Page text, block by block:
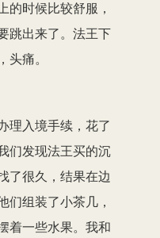
的时候比较舒服，
跳出来了。法王下
痛。
理入境手续，花了
们发现法王买的沉
了很久，结果在边
组装了小茶几，
着一些水果。我和